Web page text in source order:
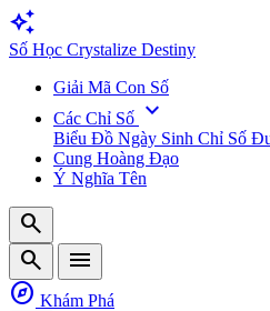
auto_awesome
Số Học Crystalize Destiny
Giải Mã Con Số
Các Chỉ Số expand_more
Biểu Đồ Ngày Sinh Chỉ Số
Cung Hoàng Đạo
Ý Nghĩa Tên
search
search
menu
explore Khám Phá